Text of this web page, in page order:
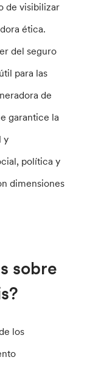
de visibilizar
ética.
del seguro
para las
de
garantice la
y
política y
dimensiones
sobre
los